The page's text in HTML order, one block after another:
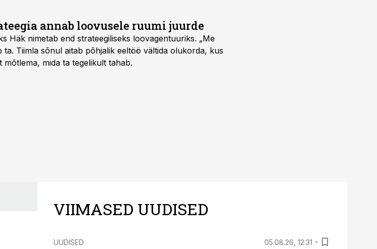
annab loovusele ruumi juurde
Häk nimetab end strateegiliseks loovagentuuriks. „Me
ta. Tiimla sõnul aitab põhjalik eeltöö vältida olukorda, kus
mõtlema, mida ta tegelikult tahab.
VIIMASED UUDISED
UUDISED 05.08.26, 12:31